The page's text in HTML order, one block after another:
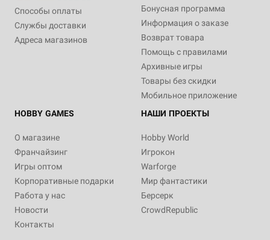
Способы оплаты
Службы доставки
Адреса магазинов
Бонусная программа
Информация о заказе
Возврат товара
Помощь с правилами
Архивные игры
Товары без скидки
Мобильное приложение
HOBBY GAMES
О магазине
Франчайзинг
Игры оптом
Корпоративные подарки
Работа у нас
Новости
Контакты
НАШИ ПРОЕКТЫ
Hobby World
Игрокон
Warforge
Мир фантастики
Берсерк
CrowdRepublic